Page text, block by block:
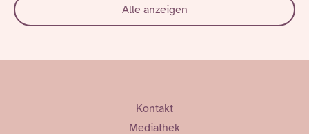
Alle anzeigen
Kontakt
Mediathek